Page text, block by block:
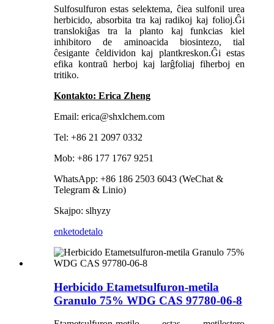
Sulfosulfuron estas selektema, ĉiea sulfonil urea
herbicido, absorbita tra kaj radikoj kaj folioj.Ĝi
translokiĝas tra la planto kaj funkcias kiel
inhibitoro de aminoacida biosintezo, tial
ĉesigante ĉeldividon kaj plantkreskon.Ĝi estas
efika kontraŭ herboj kaj larĝfoliaj fiherboj en
tritiko.
Kontakto: Erica Zheng
Email: erica@shxlchem.com
Tel: +86 21 2097 0332
Mob: +86 177 1767 9251
WhatsApp: +86 186 2503 6043 (WeChat &
Telegram & Linio)
Skajpo: slhyzy
enketodetalo
Herbicido Etametsulfuron-metila
Granulo 75% WDG CAS 97780-06-8